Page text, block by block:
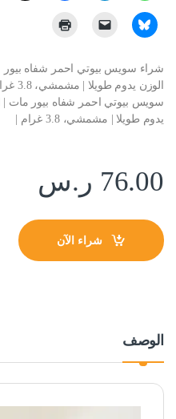
شراء سويس بيوتي احمر شفاه
سويس بيوتي احمر شفاه بيور
يدوم طويلا | مشمشي، 3.8 غرام |
76.00 ر.س
شراء الآن
الوصف